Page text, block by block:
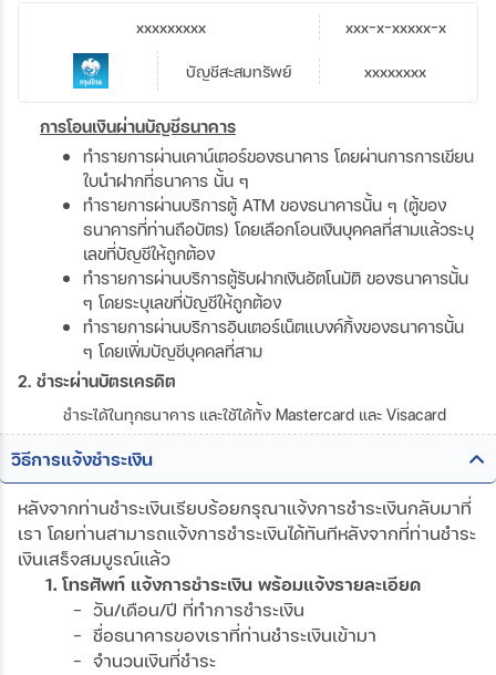
บัญชีสะสมทรัพย์
xxxxxxxxx
xxxxxxxx
xxx-x-xxxxx-x
การโอนเงินผ่านบัญชีธนาคาร
ทำรายการผ่านเคาน์เตอร์ของธนาคาร โดยผ่านการการเขียน
ใบนำฝากที่ธนาคาร นั้น ๆ
ทำรายการผ่านบริการตู้ ATM ของธนาคารนั้น ๆ (ตู้ของ
ธนาคารที่ท่านถือบัตร) โดยเลือกโอนเงินบุคคลที่สามแล้วระบุ
เลขที่บัญชีให้ถูกต้อง
ทำรายการผ่านบริการตู้รับฝากเงินอัตโนมัติ ของธนาคารนั้น
ๆ โดยระบุเลขที่บัญชีให้ถูกต้อง
ทำรายการผ่านบริการอินเตอร์เน็ตแบงค์กิ้งของธนาคารนั้น
ๆ โดยเพิ่มบัญชีบุคคลที่สาม
2. ชำระผ่านบัตรเครดิต
ชำระได้ในทุกธนาคาร และใช้ได้ทั้ง Mastercard และ Visacard
วิธีการแจ้งชำระเงิน
หลังจากท่านชำระเงินเรียบร้อยกรุณาแจ้งการชำระเงินกลับมาที่
เรา โดยท่านสามารถแจ้งการชำระเงินได้ทันทีหลังจากที่ท่านชำระ
เงินเสร็จสมบูรณ์แล้ว
1. โทรศัพท์ แจ้งการชำระเงิน พร้อมแจ้งรายละเอียด
- วัน/เดือน/ปี ที่ทำการชำระเงิน
- ชื่อธนาคารของเราที่ท่านชำระเงินเข้ามา
- จำนวนเงินที่ชำระ